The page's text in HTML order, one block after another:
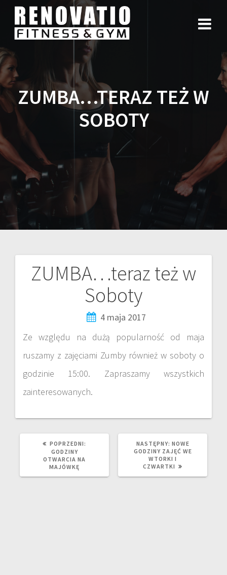
ZUMBA…TERAZ TEŻ W
SOBOTY
ZUMBA…teraz też w
Soboty
4 maja 2017
Ze względu na dużą popularność od maja
ruszamy z zajęciami Zumby również w soboty o
godzinie 15:00. Zapraszamy wszystkich
zainteresowanych.
POPRZEDNI:
GODZINY
OTWARCIA NA
MAJÓWKĘ
NASTĘPNY: NOWE
GODZINY ZAJĘĆ WE
WTORKI I
CZWARTKI